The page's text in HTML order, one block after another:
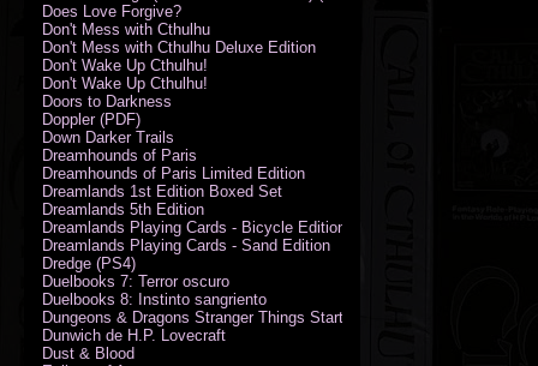
Does Love Forgive?
Don't Mess with Cthulhu
Don't Mess with Cthulhu Deluxe Edition
Don't Wake Up Cthulhu!
Don't Wake Up Cthulhu!
Doors to Darkness
Doppler (PDF)
Down Darker Trails
Dreamhounds of Paris
Dreamhounds of Paris Limited Edition
Dreamlands 1st Edition Boxed Set
Dreamlands 5th Edition
Dreamlands Playing Cards - Bicycle Edition
Dreamlands Playing Cards - Sand Edition
Dredge (PS4)
Duelbooks 7: Terror oscuro
Duelbooks 8: Instinto sangriento
Dungeons & Dragons Stranger Things Starter Set
Dunwich de H.P. Lovecraft
Dust & Blood